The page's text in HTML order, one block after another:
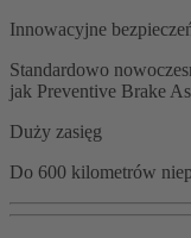
Innowacyjne
Standardowo
jak Preventive Brake
Duży zasięg
Do 600 kilometrów